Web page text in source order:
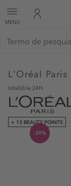
MENU
L'Oréal Paris
Infallible 24H
+ 13 BEAUTY POINTS
-39%